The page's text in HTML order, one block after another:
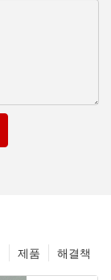
해결책
제품